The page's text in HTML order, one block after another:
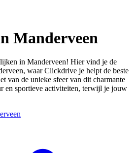
Manderveen
in Manderveen! Hier vind je de
waar Clickdrive je helpt de beste
van de unieke sfeer van dit charmante
en sportieve activiteiten, terwijl je jouw